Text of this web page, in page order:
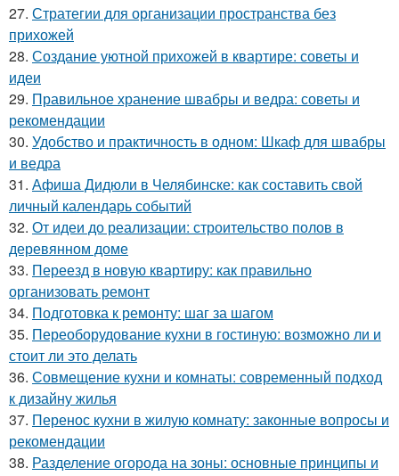
27. Стратегии для организации пространства без
прихожей
28. Создание уютной прихожей в квартире: советы и
идеи
29. Правильное хранение швабры и ведра: советы и
рекомендации
30. Удобство и практичность в одном: Шкаф для швабры
и ведра
31. Афиша Дидюли в Челябинске: как составить свой
личный календарь событий
32. От идеи до реализации: строительство полов в
деревянном доме
33. Переезд в новую квартиру: как правильно
организовать ремонт
34. Подготовка к ремонту: шаг за шагом
35. Переоборудование кухни в гостиную: возможно ли и
стоит ли это делать
36. Совмещение кухни и комнаты: современный подход
к дизайну жилья
37. Перенос кухни в жилую комнату: законные вопросы и
рекомендации
38. Разделение огорода на зоны: основные принципы и